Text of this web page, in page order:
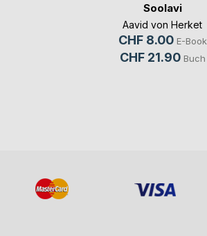
Soolavi
Aavid von Herket
CHF 8.00 E-Book
CHF 21.90 Buch